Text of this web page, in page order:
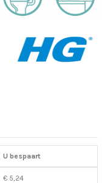
U bespaart
€ 5,24